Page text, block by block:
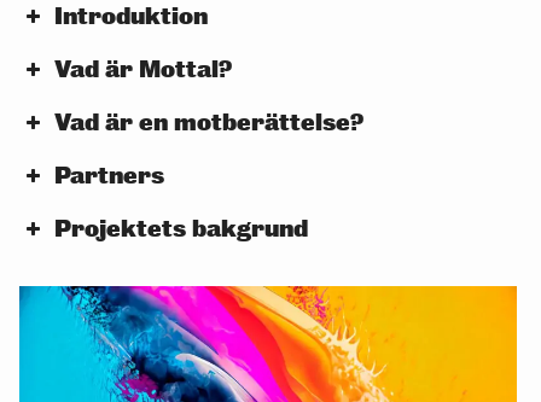
Introduktion
Vad är Mottal?
Vad är en motberättelse?
Partners
Projektets bakgrund